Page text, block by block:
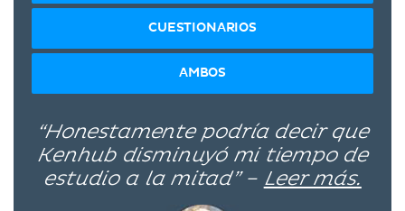
CUESTIONARIOS
AMBOS
“Honestamente podría decir que
Kenhub disminuyó mi tiempo de
estudio a la mitad” – Leer más.